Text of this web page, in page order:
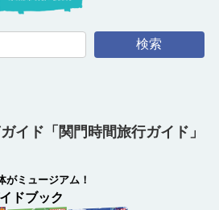
検索
イド「関門時間旅行ガイド」
がミュージアム！
ドブック